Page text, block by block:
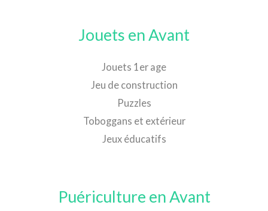
Jouets en Avant
Jouets 1er age
Jeu de construction
Puzzles
Toboggans et extérieur
Jeux éducatifs
Puériculture en Avant